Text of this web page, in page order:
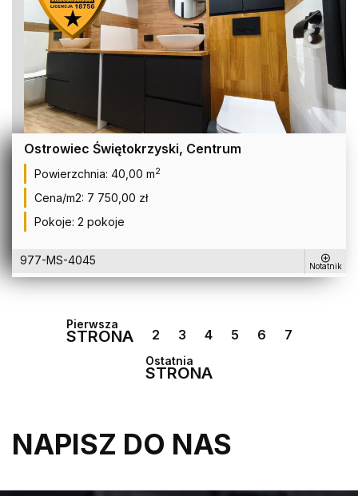
Ostrowiec Świętokrzyski, Centrum
Powierzchnia: 40,00 m2
Cena/m2: 7 750,00 zł
Pokoje: 2 pokoje
977-MS-4045 Notatnik
Pierwsza
STRONA 2 3 4 5 6 7
Ostatnia
STRONA
NAPISZ DO NAS